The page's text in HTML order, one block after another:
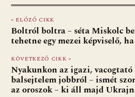
e
b
o
o
k
er at
s
A
p
p
d
di
t
ai
l
« ELŐZŐ CIKK
Boltról boltra – séta Miskolc
tehetne egy mezei képviselő,
KÖVETKEZŐ CIKK »
Nyakunkon az igazi,
balsejtelem jobbról – ismét
az oroszok – ki áll majd